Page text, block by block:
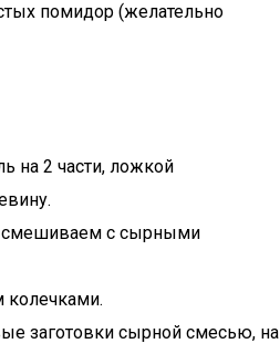
помидор (желательно
на 2 части, ложкой
смешиваем с сырными
заготовки сырной смесью, на